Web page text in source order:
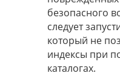
безопасного
следует
который не
индексы при
каталогах.